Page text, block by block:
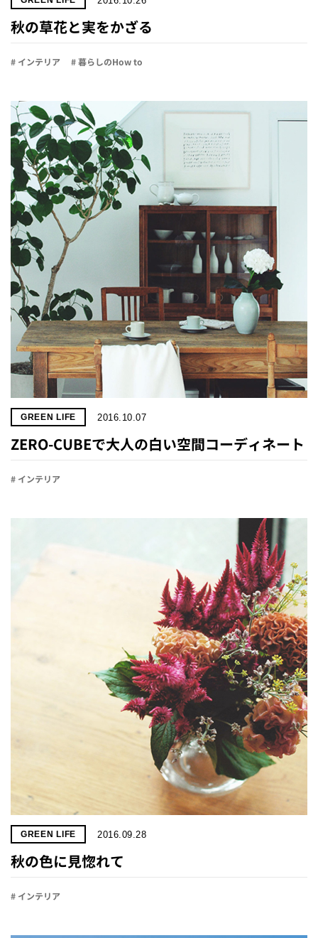
秋の草花と実をかざる
# インテリア # 暮らしのHow to
GREEN LIFE 2016.10.07
ZERO-CUBEで大人の白い空間コーディネート
# インテリア
GREEN LIFE 2016.09.28
秋の色に見惚れて
# インテリア